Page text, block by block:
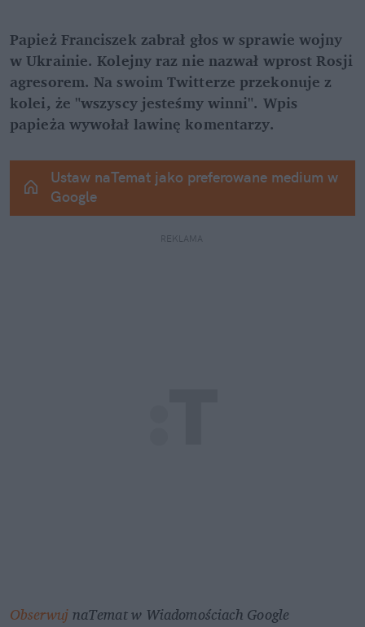
Papież Franciszek zabrał głos w sprawie wojny
w Ukrainie. Kolejny raz nie nazwał wprost Rosji
agresorem. Na swoim Twitterze przekonuje z
kolei, że "wszyscy jesteśmy winni". Wpis
papieża wywołał lawinę komentarzy.
Ustaw naTemat jako preferowane medium w
Google
REKLAMA
Obserwuj naTemat w Wiadomościach Google